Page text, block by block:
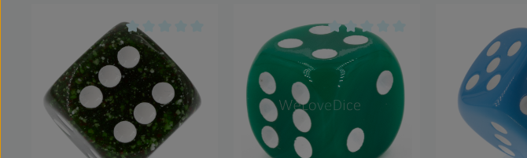
Durchschnittliche Bewertung von 0 von 5 SternenDurchschnittliche Bewertung von